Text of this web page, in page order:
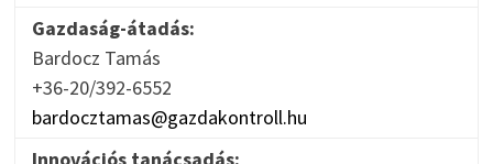
Gazdaság-átadás:
Bardocz Tamás
+36-20/392-6552
bardocztamas@gazdakontroll.hu
Innovációs tanácsadás: